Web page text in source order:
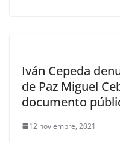
Iván Cepeda
de Paz Miguel
documento
12 noviembre, 2021